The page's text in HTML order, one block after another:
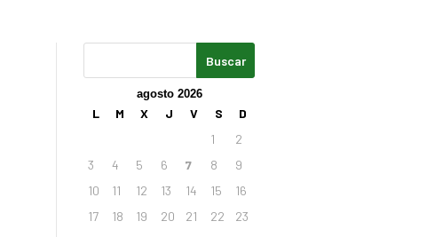
agosto 2026
L M X J V S
D
1
2
3
4 5 6 7 8
9
10
11 12 13 14 15
16
17
18 19 20 21 22
23